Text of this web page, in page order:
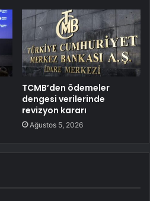
TCMB’den ödemeler
dengesi verilerinde
revizyon kararı
Ağustos 5, 2026